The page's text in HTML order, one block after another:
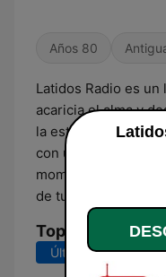
Años 80
Latidos Radio es
acaricia el alma y
la estación del
con una selección
momentos más
de tu corazón.
Top Canciones
Últimos 7 días